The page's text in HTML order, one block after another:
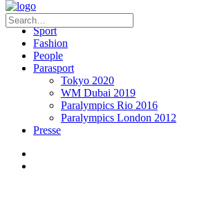
Sport
Fashion
People
Parasport
Tokyo 2020
WM Dubai 2019
Paralympics Rio 2016
Paralympics London 2012
Presse